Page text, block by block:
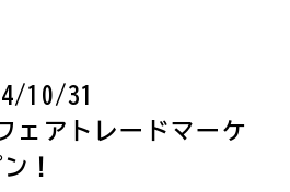
10/31
ェアトレードマーケ
！